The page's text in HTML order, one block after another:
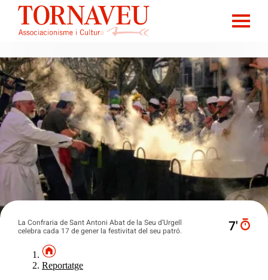
La Confraria de Sant Antoni Abat de la Seu d’Urgell
celebra cada 17 de gener la festivitat del seu patró.
7′
Reportatge